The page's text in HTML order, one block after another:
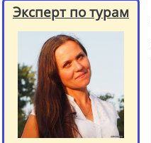
Эксперт по турам